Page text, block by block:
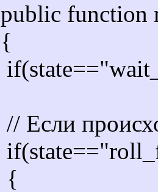
public function
{
// Если
{